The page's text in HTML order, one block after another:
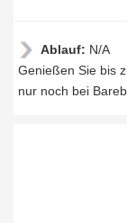
Ablauf: N/A
Genießen Sie bis
nur noch bei